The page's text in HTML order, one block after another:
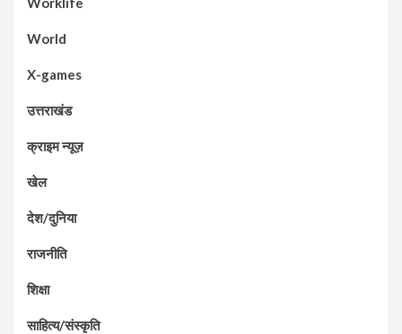
World
X-games
उत्तराखंड
क्राइम न्यूज़
खेल
देश/दुनिया
राजनीति
शिक्षा
साहित्य/संस्कृति